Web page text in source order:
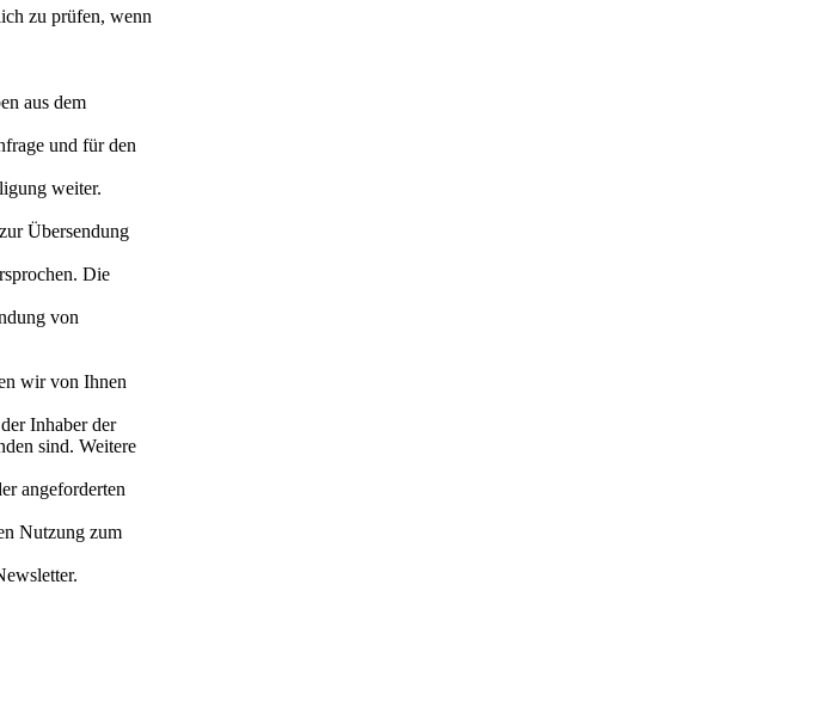
zu prüfen, wenn
aus dem
und für den
weiter.
Übersendung
Die
von
wir von Ihnen
Inhaber der
sind. Weitere
angeforderten
Nutzung zum